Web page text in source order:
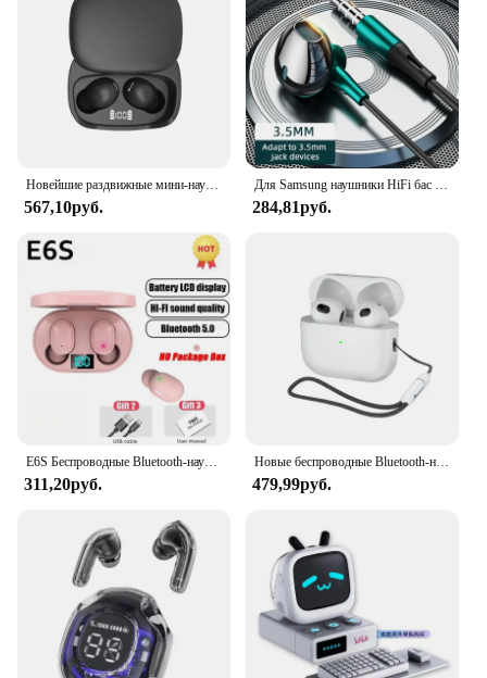
Новейшие раздвижные мини-наушники C8Pro, TWS, Bluetooth 5,3, наушники с зеркальным дисплеем, 3D стерео, долговечные Bluetooth-наушники
567,10руб.
Для Samsung наушники HiFi бас стерео управление громкостью с микрофоном USB Тип C 3,5 мм проводной Eadphone для Galaxy S24 S23 S22 S21 Ultra
284,81руб.
E6S Беспроводные Bluetooth-наушники A6S TWS Гарнитура Наушники с шумоподавлением и микрофоном Наушники для iPhone Xiaomi
311,20руб.
Новые беспроводные Bluetooth-наушники, спортивная гарнитура для занятий спортом на открытом воздухе 5,3 с зарядным устройством, ремешком с сенсорным управлением, наушники для музыки
479,99руб.